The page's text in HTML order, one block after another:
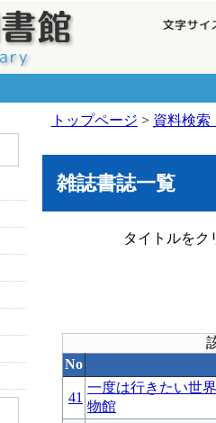
トップページ > 資料検索
雑誌書誌一覧
タイトルをク
No
41
一度は行きたい世
物館